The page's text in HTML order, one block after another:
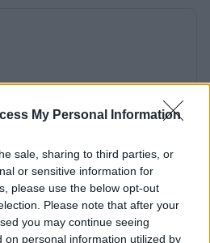
My Personal Information
sale, sharing to third parties, or
or sensitive information for
please use the below opt-out
Please note that after your
you may continue seeing
on personal information utilized by